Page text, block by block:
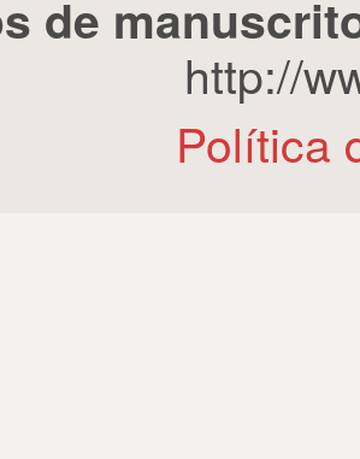
de
http://
Política